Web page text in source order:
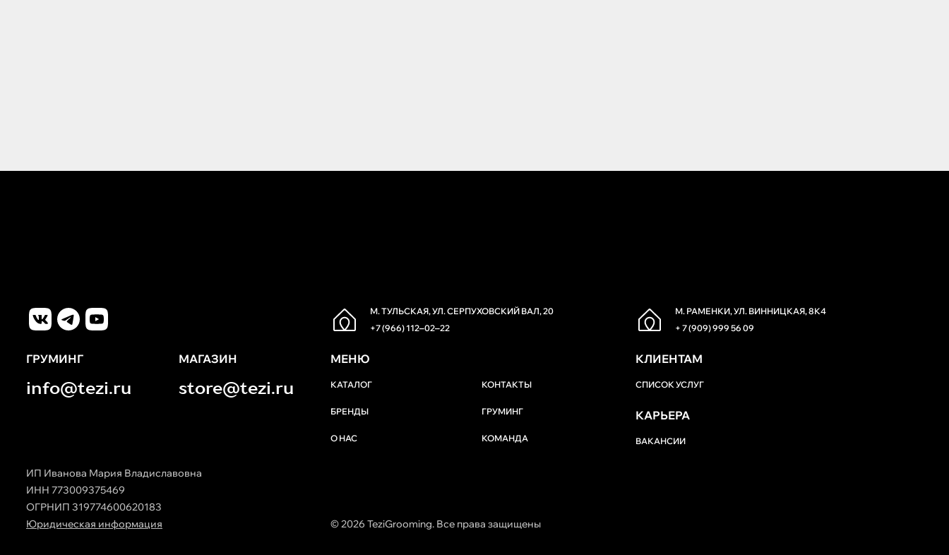
М. ТУЛЬСКАЯ, УЛ. СЕРПУХОВСКИЙ ВАЛ, 20
+7 (966) 112‒02‒22
М. РАМЕНКИ, УЛ. ВИННИЦКАЯ, 8К4
+ 7 (909) 999 56 09
ГРУМИНГ
info@tezi.ru
МАГАЗИН
store@tezi.ru
МЕНЮ
КАТАЛОГ КОНТАКТЫ
БРЕНДЫ ГРУМИНГ
О НАС КОМАНДА
КЛИЕНТАМ
СПИСОК УСЛУГ
КАРЬЕРА
ВАКАНСИИ
ИП Иванова Мария Владиславовна
ИНН 773009375469
ОГРНИП 319774600620183
Юридическая информация
© 2026 TeziGrooming. Все права защищены